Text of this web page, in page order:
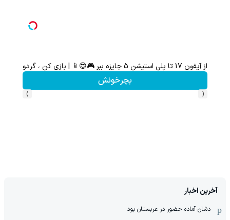
از آیفون 17 تا پلی استیشن 5 جایزه ببر 🎮😍📱 | بازی کن ، گردونه بچرخون
بچرخونش
‹
›
آخرین اخبار
دشان آماده حضور در عربستان بود